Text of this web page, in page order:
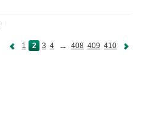
1 2 3 4 ... 408 409 410